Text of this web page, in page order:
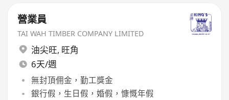
營業員
TAI WAH TIMBER COMPANY LIMITED
油尖旺, 旺角
6天/週
無封頂佣金，勤工獎金
銀行假，生日假，婚假，慷慨年假